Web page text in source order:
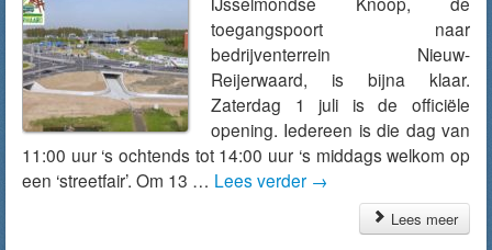
toegangspoort naar
bedrijventerrein Nieuw-
Reijerwaard, is bijna klaar.
Zaterdag 1 juli is de officiële
opening. Iedereen is die dag van
11:00 uur ‘s ochtends tot 14:00 uur ‘s middags welkom op
een ‘streetfair’. Om 13 … Lees verder →
Lees meer